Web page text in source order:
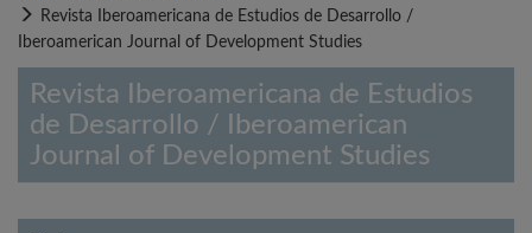
Revista Iberoamericana de Estudios de Desarrollo /
Iberoamerican Journal of Development Studies
Revista Iberoamericana de Estudios
de Desarrollo / Iberoamerican
Journal of Development Studies